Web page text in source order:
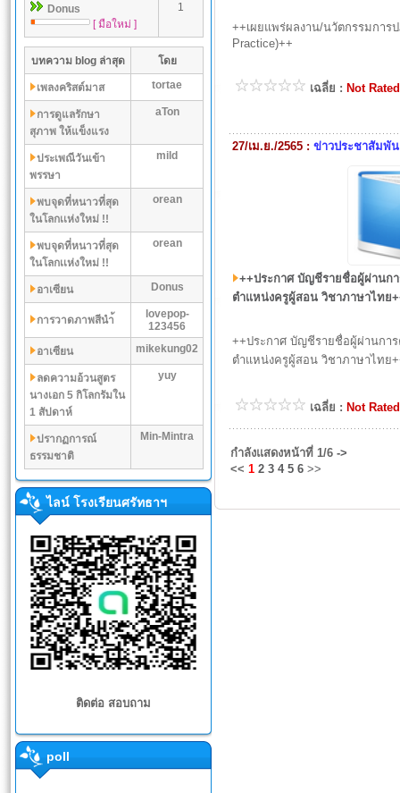
Donus
[ มือใหม่ ]
1
บทความ blog ล่าสุด โดย
เพลงคริสต์มาส tortae
การดูแลรักษา
สุภาพ ให้แข็งแรง
aTon
ประเพณีวันเข้า
พรรษา
mild
พบจุดที่หนาวที่สุด
ในโลกเเห่งใหม่ !!
orean
พบจุดที่หนาวที่สุด
ในโลกเเห่งใหม่ !!
orean
อาเซียน Donus
การวาดภาพสีนำ้
lovepop-
123456
อาเซียน
mikekung02
ลดความอ้วนสูตร
นางเอก 5 กิโลกรัมใน
1 สัปดาห์
yuy
ปรากฏการณ์
ธรรมชาติ
Min-Mintra
ไลน์ โรงเรียนศรัทธาฯ
ติดต่อ สอบถาม
poll
++เผยแพร่ผลงาน/นวัตกรรมการ
Practice)++
เฉลี่ย : Not Rated
27/เม.ย./2565 : ข่าวประชาสัมพั
++ประกาศ บัญชีรายชื่อผู้ผ่านกา
ตำแหน่งครูผู้สอน วิชาภาษาไทย
++ประกาศ บัญชีรายชื่อผู้ผ่านการ
ตำแหน่งครูผู้สอน วิชาภาษาไทย
เฉลี่ย : Not Rated
กำลังแสดงหน้าที่ 1/6 ->
<< 1 2 3 4 5 6 >>